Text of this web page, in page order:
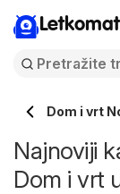
Letkomat
Dom i vrt
Najnoviji
Dom i vrt